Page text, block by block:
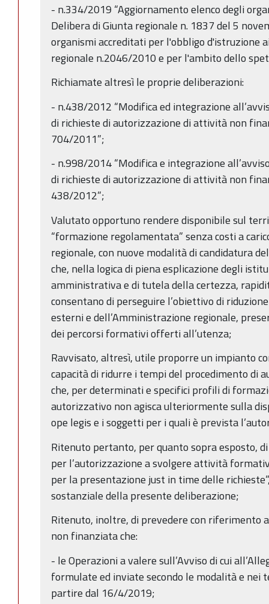
- n.334/2019 “Aggiornamento elenco degli
Delibera di Giunta regionale n. 1837 del 5
organismi accreditati per l'obbligo d'istruzione
regionale n.2046/2010 e per l'ambito dello
Richiamate altresì le proprie deliberazioni:
- n.438/2012 “Modifica ed integrazione
di richieste di autorizzazione di attività non
704/2011”;
- n.998/2014 “Modifica e integrazione
di richieste di autorizzazione di attività non
438/2012”;
Valutato opportuno rendere disponibile sul
“formazione regolamentata” senza costi a
regionale, con nuove modalità di candidatura
che, nella logica di piena esplicazione degli
amministrativa e di tutela della certezza,
consentano di perseguire l’obiettivo di
esterni e dell’Amministrazione regionale,
dei percorsi formativi offerti all’utenza;
Ravvisato, altresì, utile proporre un impianto
capacità di ridurre i tempi del procedimento di
che, per determinati e specifici profili di
autorizzativo non agisca ulteriormente sulla
ope legis e i soggetti per i quali è prevista
Ritenuto pertanto, per quanto sopra esposto,
per l’autorizzazione a svolgere attività
per la presentazione just in time delle
sostanziale della presente deliberazione;
Ritenuto, inoltre, di prevedere con riferimento
non finanziata che:
- le Operazioni a valere sull’Avviso di cui
formulate ed inviate secondo le modalità e
partire dal 16/4/2019;